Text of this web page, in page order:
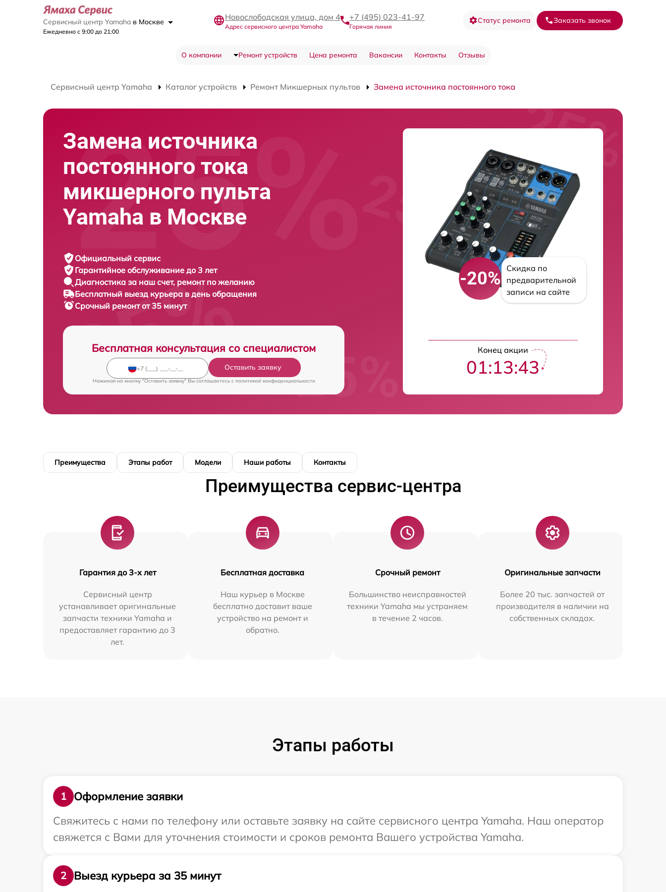
Сервисный центр Yamaha в Москве
Ежедневно с 9:00 до 21:00
Новослободская улица, дом 4
Адрес сервисного центра Yamaha
+7 (495) 023-41-97
Горячая линия
Статус ремонта Заказать звонок
О компании Ремонт устройств Цена ремонта Вакансии Контакты Отзывы
Сервисный центр Yamaha Каталог устройств Ремонт Микшерных пультов Замена источника постоянного тока
Замена источника
постоянного тока
микшерного пульта
Yamaha в Москве
Официальный сервис
Гарантийное обслуживание до 3 лет
Диагностика за наш счет, ремонт по желанию
Бесплатный выезд курьера в день обращения
Срочный ремонтот 35 минут
Бесплатная консультация со специалистом
Оставить заявку
Нажимая на кнопку "Оставить заявку" Вы соглашаетесь c политикой конфиденциальности
-20%
Скидка по
предварительной
записи на сайте
Конец акции
01:13:42
Преимущества Этапы работ Модели Наши работы Контакты
Преимущества сервис-центра
Гарантия до 3-х лет
Сервисный центр
устанавливает оригинальные
запчасти техники Yamaha и
предоставляет гарантию до 3
лет.
Бесплатная доставка
Наш курьер в Москве
бесплатно доставит ваше
устройство на ремонт и
обратно.
Срочный ремонт
Большинство неисправностей
техники Yamaha мы устраняем
в течение 2 часов.
Оригинальные запчасти
Более 20 тыс. запчастей от
производителя в наличии на
собственных складах.
Этапы работы
1
Оформление заявки
Свяжитесь с нами по телефону или оставьте заявку на сайте сервисного центра Yamaha. Наш оператор
свяжется с Вами для уточнения стоимости и сроков ремонта Вашего устройства Yamaha.
2
Выезд курьера за 35 минут